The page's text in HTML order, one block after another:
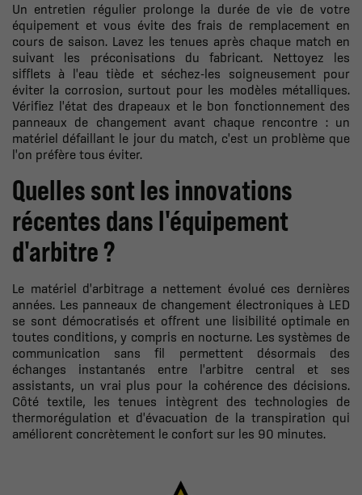
Un entretien régulier prolonge la durée de vie de votre
équipement et vous évite des frais de remplacement en
cours de saison. Lavez les tenues après chaque match en
suivant les préconisations du fabricant. Nettoyez les
sifflets à l'eau tiède et séchez-les soigneusement pour
éviter la corrosion, surtout pour les modèles métalliques.
Vérifiez l'état des drapeaux et le bon fonctionnement des
panneaux de changement avant chaque rencontre : un
matériel défaillant le jour du match, c'est un problème que
l'on préfère tous éviter.
Quelles sont les innovations
récentes dans l'équipement
d'arbitre ?
Le matériel d'arbitrage a nettement évolué ces dernières
années. Les panneaux de changement électroniques à LED
se sont démocratisés et offrent une lisibilité optimale en
toutes conditions, y compris en nocturne. Les systèmes de
communication sans fil permettent désormais des
échanges instantanés entre l'arbitre central et ses
assistants, un vrai plus pour la cohérence des décisions.
Côté textile, les tenues intègrent des technologies de
thermorégulation et d'évacuation de la transpiration qui
améliorent concrètement le confort sur les 90 minutes.